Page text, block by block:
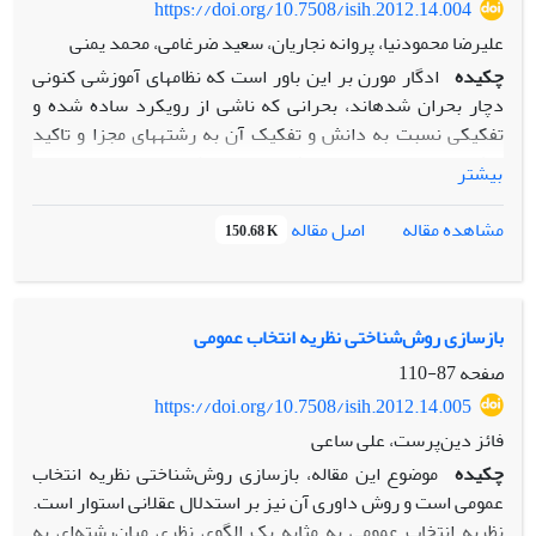
شد.
انتقادی از منظر رویکردی انتقادی معرفی شده است.
https://doi.org/10.7508/isih.2012.14.004
علیرضا محمودنیا، پروانه نجاریان، سعید ضرغامی، محمد یمنی
چکیده ادگار مورن بر این باور است که نظام‏های آموزشی کنونی
دچار بحران شده‎اند، بحرانی که ناشی از رویکرد ساده‎ شده و
تفکیکی نسبت به دانش و تفکیک آن به رشته‎های مجزا و تاکید
بیش از حد بر تخصصی و فوق‌تخصصی شدن است.وی برای به
می‎دهد. هدف از این مقاله بیان مبانی فلسفی این دیدگاه
مورن است. بنابراین، این مقاله درصدد است با استفاده از روش
تحلیلی، تاکید صریح مورن بر ضرورت اصلاح اندیشه را مورد بحث
از دیدگاه مورن، رویکرد فرارشته‏ای نه تنها تفکیک و تشخیص
رشته‏های مختلف دانش را محترم می‌‏شمارد، بلکه مرزهای
میان‌رشته‏‌ها را کنار گذاشته و دانشی یگانه، واحد و یکپارچه را
ارائه می‌‏دهد. در نتیجه، رویکرد فرارشته‏ای نوعی آموزش و
پژوهش مسئله‌‎‎‏‎محور است که با در نظر گرفتن طیف وسیع دانش،
می‌‎تواند از آموزشِ تک‎بعدی و بیگانگی رشته‏‌ها با یکدیگر اجتناب
ورزد. به نظر می‎رسد این رویکرد از عدم آگاهی و غفلت از مسائل
بیشتر
مشاهده مقاله
اصل مقاله 150.68 K
بازسازی روش‌شناختی نظریه انتخاب عمومی
صفحه87-110
https://doi.org/10.7508/isih.2012.14.005
فائز دین‌پرست، علی ساعی
چکیده موضوع این مقاله، بازسازی روش‌شناختی نظریه انتخاب
عمومی است و روش داوری آن نیز بر استدلال عقلانی استوار است.